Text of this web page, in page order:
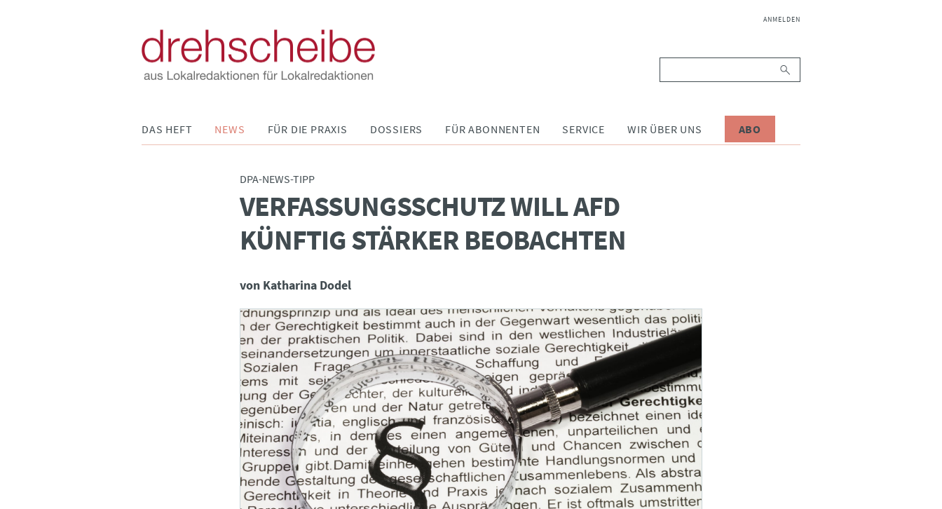
NAVIGATION
ANMELDEN
DAS HEFT NEWS FÜR DIE PRAXIS DOSSIERS FÜR ABONNENTEN SERVICE WIR ÜBER UNS ABO
DPA-NEWS-TIPP
:VERFASSUNGSSCHUTZ WILL AFD
KÜNFTIG STÄRKER BEOBACHTEN
von Katharina Dodel